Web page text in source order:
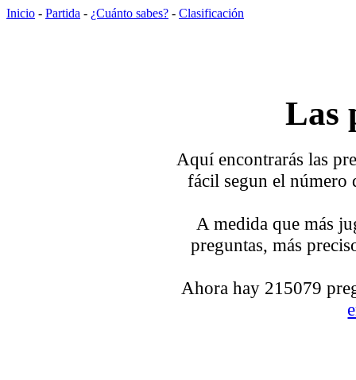
Inicio - Partida - ¿Cuánto sabes? - Clasificación
Las
Aquí encontrarás las
fácil segun el número
A medida que más
preguntas, más
Ahora hay 215079